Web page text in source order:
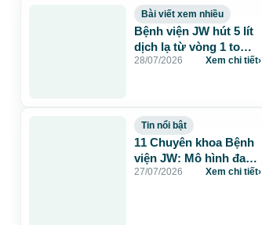
Bài viết xem nhiều
Bệnh viện JW hút 5 lít
dịch lạ từ vòng 1 to
115cm do tiêm mỡ
28/07/2026 Xem chi tiết›
Tin nổi bật
11 Chuyên khoa Bệnh
viện JW: Mô hình đa
khoa chuẩn Hàn chăm
27/07/2026 Xem chi tiết›